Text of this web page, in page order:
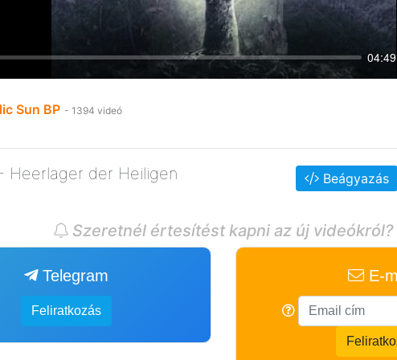
04:49
Sun BP - 1394 videó
Heerlager der Heiligen Beágyazás
Szeretnél értesítést kapni az új videókról?
Telegram
Feliratkozás
E-